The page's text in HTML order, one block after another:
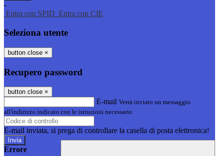
-
Entra con SPID Entra con CIE
Seleziona utente
button close ×
Recupero password
button close ×
E-mail Verrà inviato un messaggio
all'indirizzo indicato con le istruzioni necessarie.
E-mail inviata, si prega di controllare la casella di posta elettronica!
Errore